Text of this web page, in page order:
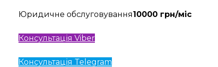
Юридичне обслуговування10000 грн/міс
Консультація Viber
Консультація Telegram